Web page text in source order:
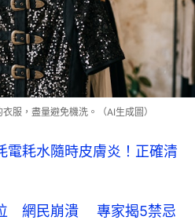
服，盡量避免機洗。（AI生成圖）
電耗水隨時皮膚炎！正確清
網民崩潰 專家揭5禁忌